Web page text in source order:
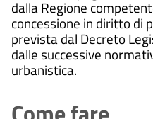
dalla Regione
concessione in diritto di
prevista dal Decreto
dalle successive
urbanistica.